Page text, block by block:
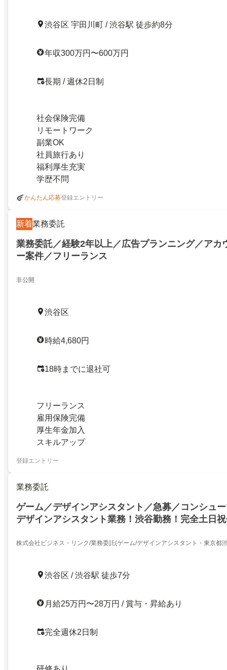
渋谷区 宇田川町 / 渋谷駅 徒歩約8分
年収300万円〜600万円
長期 / 週休2日制
社会保険完備
リモートワーク
副業OK
社員旅行あり
福利厚生充実
学歴不問
かんたん応募登録エントリー
新着業務委託
業務委託／経験2年以上／広告プランニング／アカ
ー案件／フリーランス
非公開
渋谷区
時給4,680円
18時までに退社可
フリーランス
雇用保険完備
厚生年金加入
スキルアップ
登録エントリー
業務委託
ゲーム／デザインアシスタント／急募／コンシュ
デザインアシスタント業務！渋谷勤務！完全土日
株式会社ビジネス・リンク/業務委託(ゲーム/デザインアシスタント・東京都
渋谷区 / 渋谷駅 徒歩7分
月給25万円〜28万円 / 賞与・昇給あり
完全週休2日制